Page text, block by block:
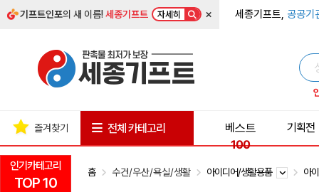
기프트인포의 새 이름!세종기프트 자세히 × 세종기프트, 공공기
인기카테고리
TOP 10
즐겨찾기 전체 카테고리
베스트
100
기획전
홈 수건/우산/욕실/생활 아이디어/생활용품 아